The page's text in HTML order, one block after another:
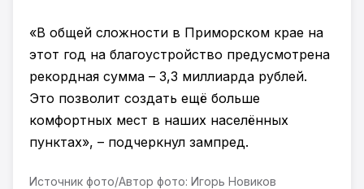
«В общей сложности в Приморском крае на
этот год на благоустройство предусмотрена
рекордная сумма – 3,3 миллиарда рублей.
Это позволит создать ещё больше
комфортных мест в наших населённых
пунктах», – подчеркнул зампред.
Источник фото/Автор фото: Игорь Новиков